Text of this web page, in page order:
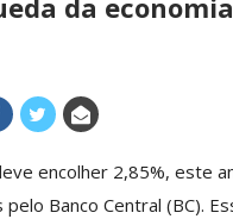
da
encolher 2,85%, este
Banco Central (BC).